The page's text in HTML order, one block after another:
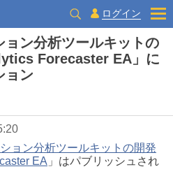
ログイン
ン分析ツールキットの
Forecaster EA」に
ョン
ョン分析ツールキットの開発
EA 」はパブリッシュされ